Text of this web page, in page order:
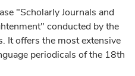
"Scholarly Journals and
conducted by the
It offers the most extensive
periodicals of the 18th